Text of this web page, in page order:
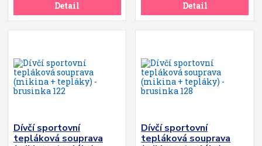
Detail Detail
Dívčí sportovní
tepláková souprava
Dívčí sportovní
tepláková souprava